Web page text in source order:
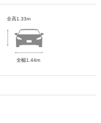
全高1.33m
全幅1.44m